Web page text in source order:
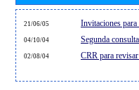
21/06/05 Invitaciones para
04/10/04 Segunda
02/08/04 CRR para